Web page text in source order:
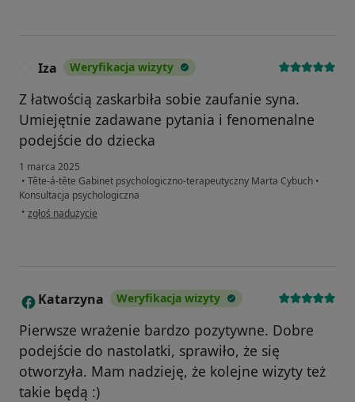
Iza Weryfikacja wizyty
Z łatwością zaskarbiła sobie zaufanie syna.
Umiejętnie zadawane pytania i fenomenalne
podejście do dziecka
1 marca 2025
• Tête-á-tête Gabinet psychologiczno-terapeutyczny Marta Cybuch •
Konsultacja psychologiczna
• w opinii użytkownika Iza
zgłoś nadużycie
K Katarzyna Weryfikacja wizyty
Pierwsze wrażenie bardzo pozytywne. Dobre
podejście do nastolatki, sprawiło, że się
otworzyła. Mam nadzieję, że kolejne wizyty też
takie będą :)